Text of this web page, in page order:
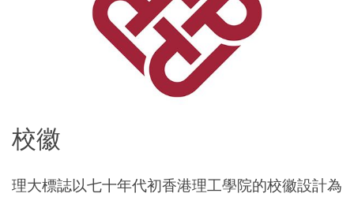
校徽
理大標誌以七十年代初香港理工學院的校徽設計為